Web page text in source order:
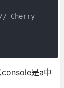
Cherry
是a中